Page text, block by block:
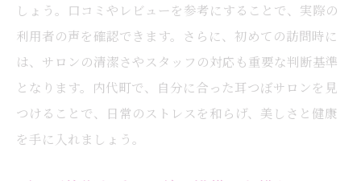
しょう。口コミやレビューを参考にすることで、実際の
利用者の声を確認できます。さらに、初めての訪問時に
は、サロンの清潔さやスタッフの対応も重要な判断基準
となります。内代町で、自分に合った耳つぼサロンを見
つけることで、日常のストレスを和らげ、美しさと健康
を手に入れましょう。